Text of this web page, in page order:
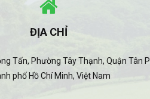
ĐỊA CHỈ
Tấn, Phường Tây Thạnh, Quận Tân
phố Hồ Chí Minh, Việt Nam